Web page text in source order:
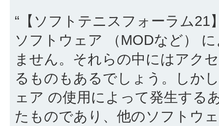
“【ソフトテニスフォーラム21
ソフトウェア （MODなど）
ません。それらの中にはアク
るものもあるでしょう。しか
ェア の使用によって発生する
たものであり、他のソフトウ